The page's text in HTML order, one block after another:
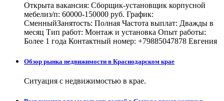
Открыта вакансия: Сборщик-установщик корпусной
мебелиз/п: 60000-150000 руб. График:
СменныйЗанятость: Полная Частота выплат: Дважды в
месяц Тип работ: Монтаж и установка Опыт работы:
Более 1 года Контактный номер: +79885047878 Евгения
Обзор рынка недвижимости в Краснодарском крае
Ситуация с недвижимостью в крае.